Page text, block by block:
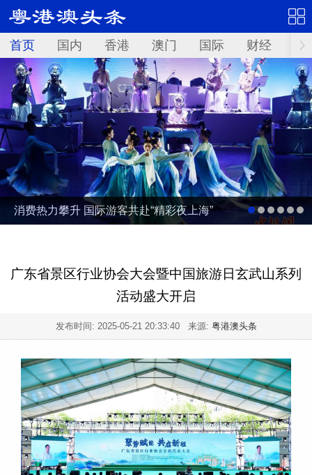
首页 国内 香港 澳门 国际 财经 资
消费热力攀升 国际游客共赴“精彩夜上海”
广东省景区行业协会大会暨中国旅游日玄武山系列
活动盛大开启
发布时间: 2025-05-21 20:33:40来源: 粤港澳头条